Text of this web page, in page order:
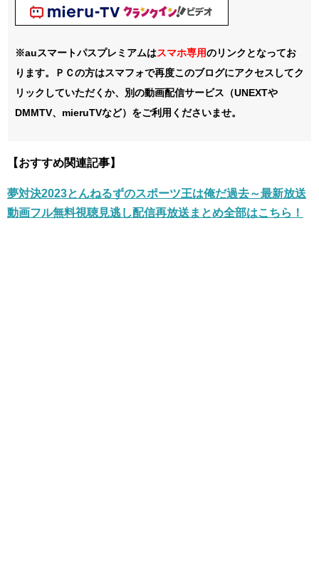
※auスマートパスプレミアムはスマホ専用のリンクとなってお
ります。ＰＣの方はスマフォで再度このブログにアクセスしてク
リックしていただくか、別の動画配信サービス（UNEXTや
DMMTV、mieruTVなど）をご利用くださいませ。
【おすすめ関連記事】
夢対決2023とんねるずのスポーツ王は俺だ過去～最新放送
動画フル無料視聴見逃し配信再放送まとめ全部はこちら！